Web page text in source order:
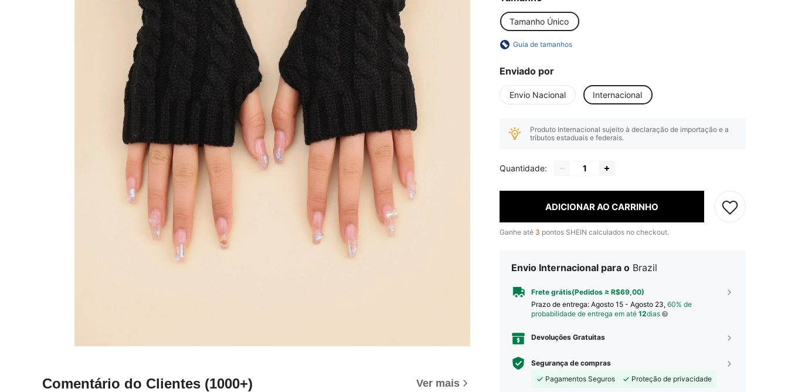
Comentário do Clientes (1000+) Ver mais
Tamanho Único
Guia de tamanhos
Enviado por
Envio Nacional Internacional
Produto Internacional sujeito à declaração de importação e a
tributos estaduais e federais.
Quantidade:
ADICIONAR AO CARRINHO
Ganhe até 3 pontos SHEIN calculados no checkout.
Envio Internacional para o Brazil
Frete grátis(Pedidos ≥ R$69,00)
Prazo de entrega: Agosto 15 - Agosto 23, 60% de
probabilidade de entrega em até 12dias
Devoluções Gratuitas
Segurança de compras
Pagamentos Seguros
Proteção de privacidade